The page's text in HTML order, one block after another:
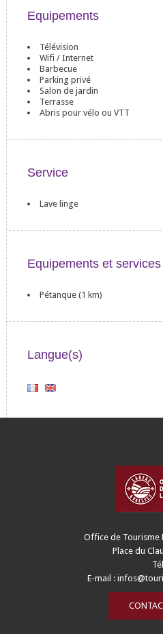
Equipements
Télévision
Wifi / Internet
Barbecue
Parking privé
Salon de jardin
Terrasse
Abris pour vélo ou VTT
Service
Lave linge
Equipements et
Pétanque (1 km)
Langue(s)
Office de Tourisme
Place du
E-mail :